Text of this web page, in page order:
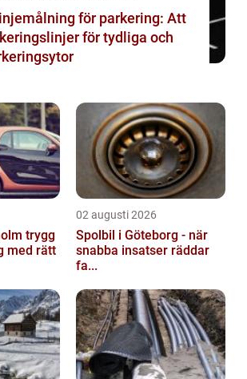
för parkering: Att
för tydliga och
med rätt
02 augusti 2026
Spolbil i Göteborg - när
snabba insatser räddar
fa...